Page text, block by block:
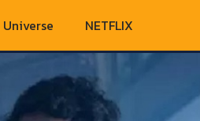
NETFLIX